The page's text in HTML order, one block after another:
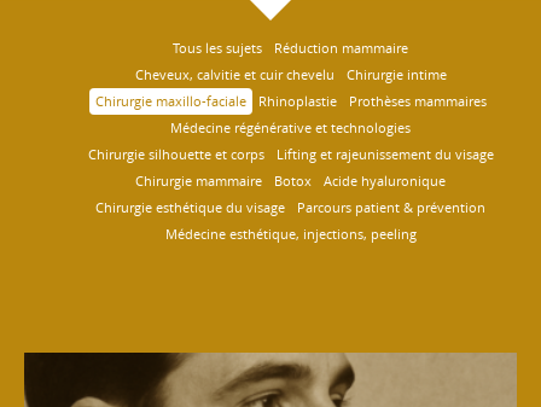
Tous les sujets
Réduction mammaire
Cheveux, calvitie et cuir chevelu
Chirurgie intime
Chirurgie maxillo-faciale
Rhinoplastie
Prothèses mammaires
Médecine régénérative et technologies
Chirurgie silhouette et corps
Lifting et rajeunissement du visage
Chirurgie mammaire
Botox
Acide hyaluronique
Chirurgie esthétique du visage
Parcours patient & prévention
Médecine esthétique, injections, peeling